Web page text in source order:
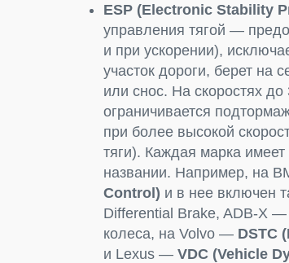
ESP (Electronic Stability
управления тягой —
и при ускорении),
участок дороги, берет на
или снос. На скоростях
ограничивается
при более высокой
тяги). Каждая марка
названии. Например, на
Control) и в нее включен
Differential Brake, ADB-X
колеса, на Volvo — DSTС
и Lexus — VDC (Vehicle